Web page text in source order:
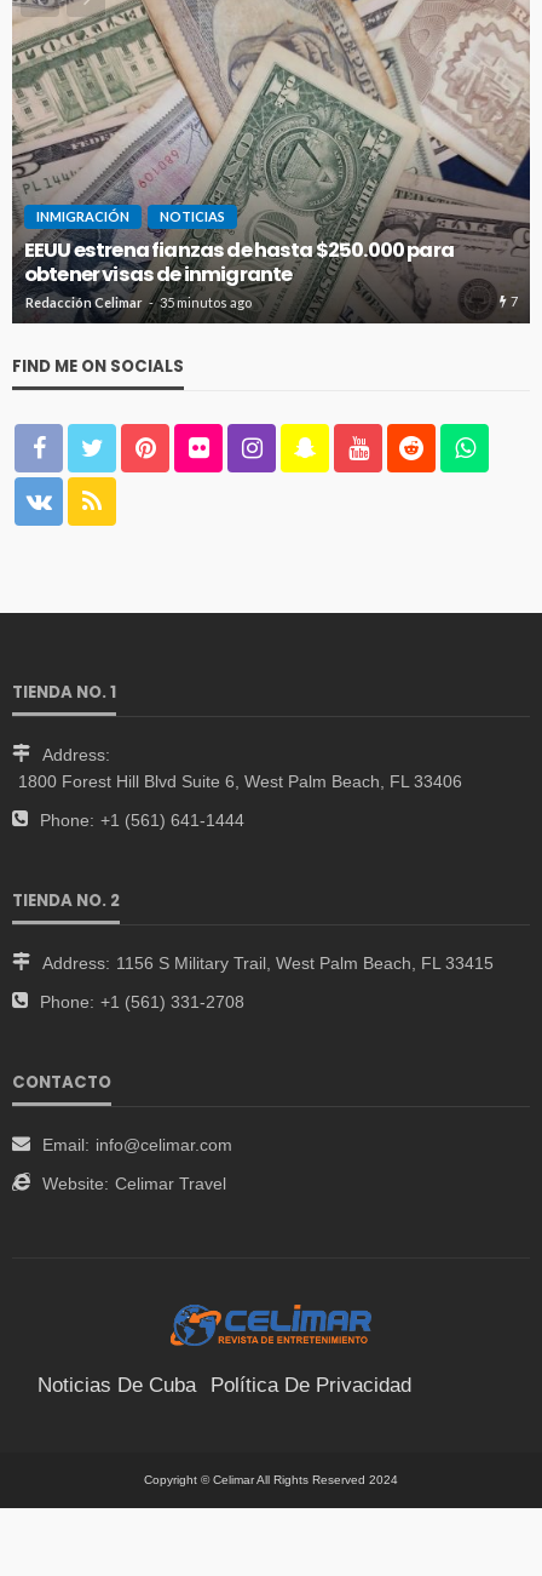
INMIGRACIÓN NOTICIAS
EEUU estrena fianzas de hasta $250.000 para
obtener visas de inmigrante
Redacción Celimar 35 minutos ago 7
FIND ME ON SOCIALS
TIENDA NO. 1
Address:
1800 Forest Hill Blvd Suite 6, West Palm Beach, FL 33406
Phone: +1 (561) 641-1444
TIENDA NO. 2
Address: 1156 S Military Trail, West Palm Beach, FL 33415
Phone: +1 (561) 331-2708
CONTACTO
Email: info@celimar.com
Website: Celimar Travel
Noticias De Cuba Política De Privacidad
Copyright © Celimar All Rights Reserved 2024